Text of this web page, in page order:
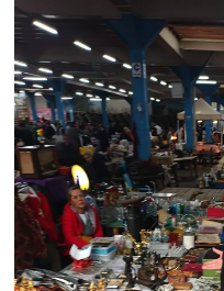
Yaşam
Yerel
AboneHaber Özel